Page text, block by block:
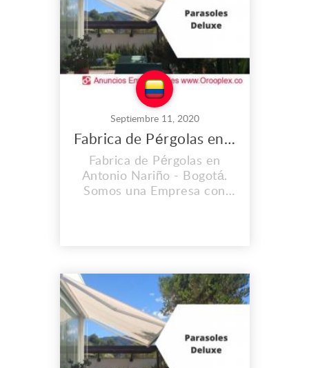
www.parasolesdeluxe.com
Septiembre 11, 2020
Fabrica de Pérgolas en Antonio Nariño
Fabrica de Pérgolas en
Antonio Nariño - Bogotá.
Somos una Empresa con
Colombia Teléfono: (+57)
3103451726 Correo:
parasolesdeluxe@gmail.com
www.parasolesdeluxe.com